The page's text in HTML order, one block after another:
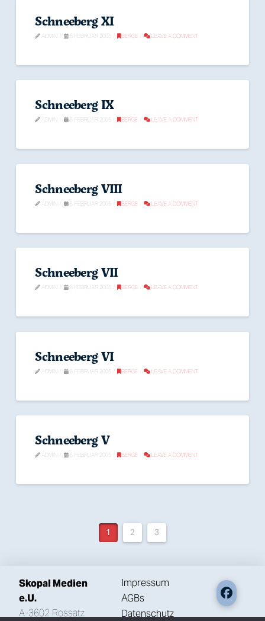
Schneeberg XI
ADMIN 6. FEBRUAR 2005 BERGE LEAVE A COMMENT
Schneeberg IX
ADMIN 6. FEBRUAR 2005 BERGE LEAVE A COMMENT
Schneeberg VIII
ADMIN 6. FEBRUAR 2005 BERGE LEAVE A COMMENT
Schneeberg VII
ADMIN 6. FEBRUAR 2005 BERGE LEAVE A COMMENT
Schneeberg VI
ADMIN 6. FEBRUAR 2005 BERGE LEAVE A COMMENT
Schneeberg V
ADMIN 6. FEBRUAR 2005 BERGE LEAVE A COMMENT
1 2 3
Skopal Medien
e.U.
A-3602 Rossatz
Impressum
AGBs
Datenschutz